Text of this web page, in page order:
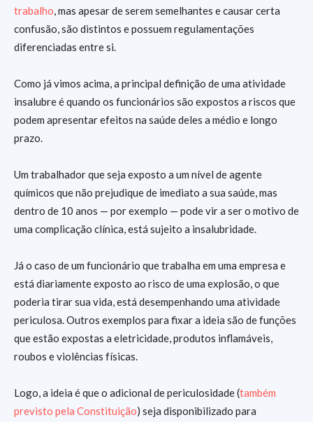
trabalho, mas apesar de serem semelhantes e causar certa
confusão, são distintos e possuem regulamentações
diferenciadas entre si.
Como já vimos acima, a principal definição de uma atividade
insalubre é quando os funcionários são expostos a riscos que
podem apresentar efeitos na saúde deles a médio e longo
prazo.
Um trabalhador que seja exposto a um nível de agente
químicos que não prejudique de imediato a sua saúde, mas
dentro de 10 anos — por exemplo — pode vir a ser o motivo de
uma complicação clínica, está sujeito a insalubridade.
Já o caso de um funcionário que trabalha em uma empresa e
está diariamente exposto ao risco de uma explosão, o que
poderia tirar sua vida, está desempenhando uma atividade
periculosa. Outros exemplos para fixar a ideia são de funções
que estão expostas a eletricidade, produtos inflamáveis,
roubos e violências físicas.
Logo, a ideia é que o adicional de periculosidade (também
previsto pela Constituição) seja disponibilizado para